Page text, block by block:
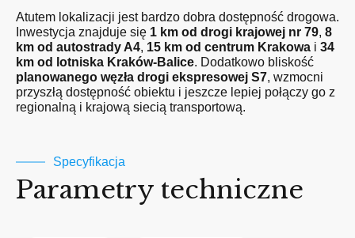
Atutem lokalizacji jest bardzo dobra dostępność drogowa.
Inwestycja znajduje się 1 km od drogi krajowej nr 79, 8
km od autostrady A4, 15 km od centrum Krakowa i 34
km od lotniska Kraków-Balice. Dodatkowo bliskość
planowanego węzła drogi ekspresowej S7, wzmocni
przyszłą dostępność obiektu i jeszcze lepiej połączy go z
regionalną i krajową siecią transportową.
Specyfikacja
Parametry techniczne